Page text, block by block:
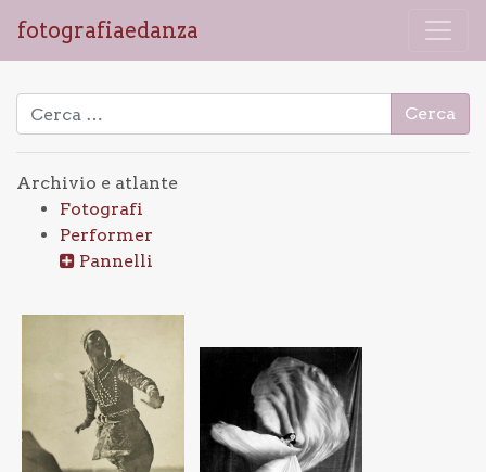
fotografiaedanza
Ricerca per:
Archivio e atlante
Fotografi
Performer
Pannelli